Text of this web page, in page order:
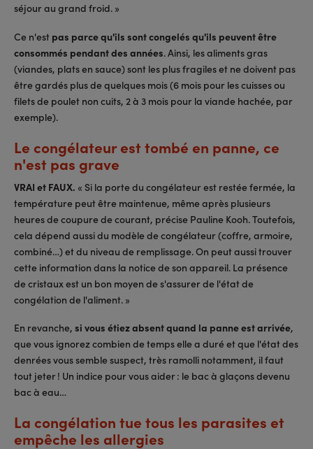
séjour au grand froid. »
Ce n'est pas parce qu'ils sont congelés qu'ils peuvent être
consommés pendant des années. Ainsi, les aliments gras
(viandes, plats en sauce) sont les plus fragiles et ne doivent pas
être gardés plus de quelques mois (6 mois pour les cuisses ou
filets de poulet non cuits, 2 à 3 mois pour la viande hachée, par
exemple).
Le congélateur est tombé en panne, ce
n'est pas grave
VRAI et FAUX. « Si la porte du congélateur est restée fermée, la
température peut être maintenue, même après plusieurs
heures de coupure de courant, précise Pauline Kooh. Toutefois,
cela dépend aussi du modèle de congélateur (coffre, armoire,
combiné…) et du niveau de remplissage. On peut aussi trouver
cette information dans la notice de son appareil. La présence
de cristaux est un bon moyen de s'assurer de l'état de
congélation de l'aliment. »
En revanche, si vous étiez absent quand la panne est arrivée,
que vous ignorez combien de temps elle a duré et que l'état des
denrées vous semble suspect, très ramolli notamment, il faut
tout jeter ! Un indice pour vous aider : le bac à glaçons devenu
bac à eau…
La congélation tue tous les parasites et
empêche les allergies